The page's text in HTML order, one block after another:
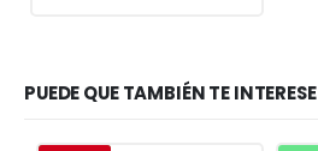
PUEDE QUE TAMBIÉN TE INTERESE